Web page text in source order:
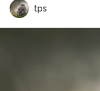
tps